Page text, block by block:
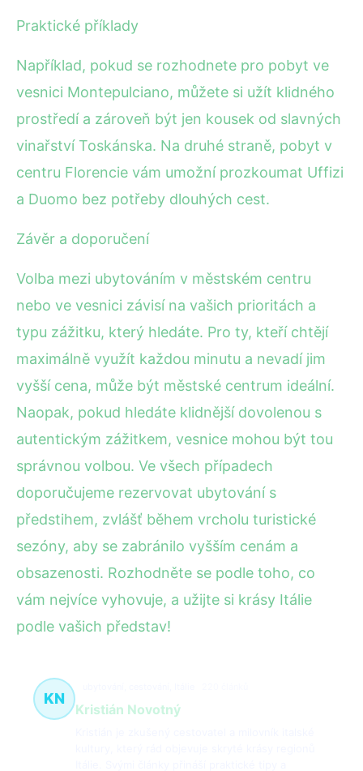
Praktické příklady
Například, pokud se rozhodnete pro pobyt ve
vesnici Montepulciano, můžete si užít klidného
prostředí a zároveň být jen kousek od slavných
vinařství Toskánska. Na druhé straně, pobyt v
centru Florencie vám umožní prozkoumat Uffizi
a Duomo bez potřeby dlouhých cest.
Závěr a doporučení
Volba mezi ubytováním v městském centru
nebo ve vesnici závisí na vašich prioritách a
typu zážitku, který hledáte. Pro ty, kteří chtějí
maximálně využít každou minutu a nevadí jim
vyšší cena, může být městské centrum ideální.
Naopak, pokud hledáte klidnější dovolenou s
autentickým zážitkem, vesnice mohou být tou
správnou volbou. Ve všech případech
doporučujeme rezervovat ubytování s
předstihem, zvlášť během vrcholu turistické
sezóny, aby se zabránilo vyšším cenám a
obsazenosti. Rozhodněte se podle toho, co
vám nejvíce vyhovuje, a užijte si krásy Itálie
podle vašich představ!
KN
Kristián Novotný